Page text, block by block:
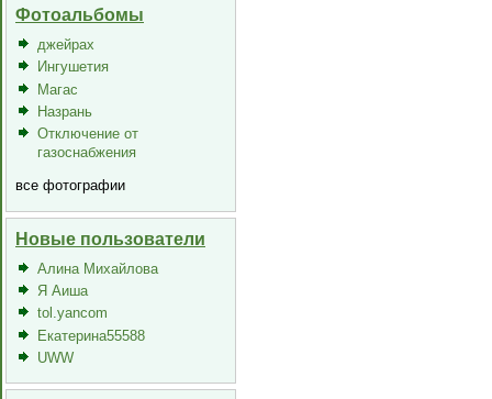
Фотоальбомы
джейрах
Ингушетия
Магас
Назрань
Отключение от
газоснабжения
все фотографии
Новые пользователи
Алина Михайлова
Я Аиша
tol.yancom
Екатерина55588
UWW